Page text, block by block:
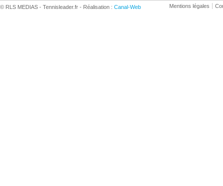
© RLS MEDIAS - Tennisleader.fr - Réalisation : Canal-Web Mentions légales